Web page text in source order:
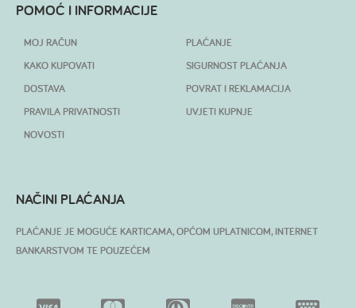
POMOĆ I INFORMACIJE
MOJ RAČUN
KAKO KUPOVATI
DOSTAVA
PRAVILA PRIVATNOSTI
NOVOSTI
PLAĆANJE
SIGURNOST PLAĆANJA
POVRAT I REKLAMACIJA
UVJETI KUPNJE
NAČINI PLAĆANJA
PLAĆANJE JE MOGUĆE KARTICAMA, OPĆOM UPLATNICOM, INTERNET
BANKARSTVOM TE POUZEĆEM